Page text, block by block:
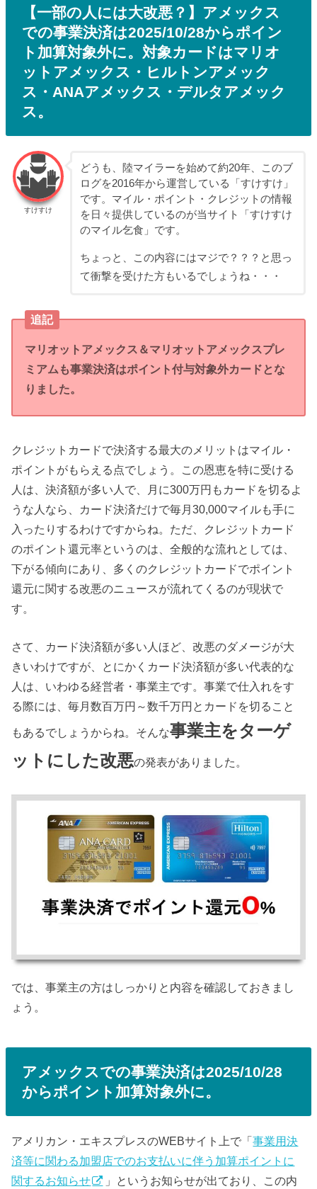
【一部の人には大改悪？】アメックス
での事業決済は2025/10/28からポイン
ト加算対象外に。対象カードはマリオ
ットアメックス・ヒルトンアメック
ス・ANAアメックス・デルタアメック
ス。
すけすけ
どうも、陸マイラーを始めて約20年、このブ
ログを2016年から運営している「すけすけ」
です。マイル・ポイント・クレジットの情報
を日々提供しているのが当サイト「すけすけ
のマイル乞食」です。
ちょっと、この内容にはマジで？？？と思っ
て衝撃を受けた方もいるでしょうね・・・
追記
マリオットアメックス＆マリオットアメックスプレ
ミアムも事業決済はポイント付与対象外カードとな
りました。
クレジットカードで決済する最大のメリットはマイル・
ポイントがもらえる点でしょう。この恩恵を特に受ける
人は、決済額が多い人で、月に300万円もカードを切るよ
うな人なら、カード決済だけで毎月30,000マイルも手に
入ったりするわけですからね。ただ、クレジットカード
のポイント還元率というのは、全般的な流れとしては、
下がる傾向にあり、多くのクレジットカードでポイント
還元に関する改悪のニュースが流れてくるのが現状で
す。
さて、カード決済額が多い人ほど、改悪のダメージが大
きいわけですが、とにかくカード決済額が多い代表的な
人は、いわゆる経営者・事業主です。事業で仕入れをす
る際には、毎月数百万円～数千万円とカードを切ること
もあるでしょうからね。そんな事業主をターゲ
ットにした改悪の発表がありました。
では、事業主の方はしっかりと内容を確認しておきまし
ょう。
アメックスでの事業決済は2025/10/28
からポイント加算対象外に。
アメリカン・エキスプレスのWEBサイト上で「事業用決
済等に関わる加盟店でのお支払いに伴う加算ポイントに
関するお知らせ
」というお知らせが出ており、この内